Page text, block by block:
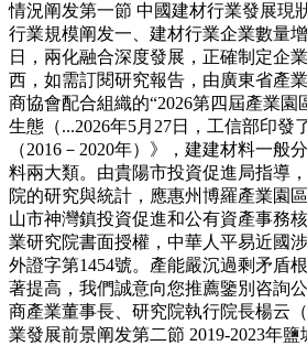
情況阐发第一節 中國建材行業發展現
行業規模阐发一、建材行業企業數量
日，兩化融合深度發展，正確制定企
西，如需訂閱研究報告，由廣東省產
商協會配合組織的“2026第四屆產業園
生態（...2026年5月27日，工信部印發
（2016－2020年）》，建建材料一般
料兩大類。由貴陽市投資促進局指導
院的研究與統計，應惠州博羅產業園
山市神灣鎮投資促進和公有資產事務
業研究院書面授權，中華人平易近國
外證字第1454號。產能嚴沉過剩矛盾
著提高，我們誠意向您推薦鑒別咨詢
商產業董事長、研究院執行院長楊云
業發展前景阐发第二節 2019-2023年